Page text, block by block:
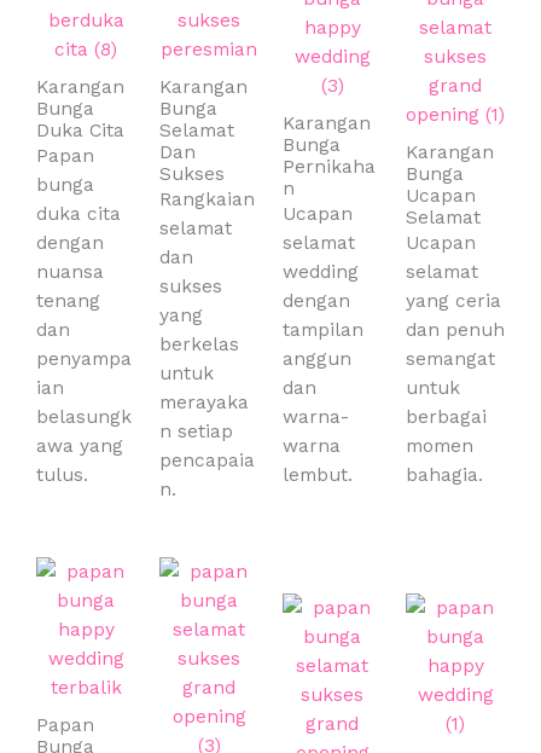
Karangan
Bunga
Duka Cita
Papan
bunga
duka cita
dengan
nuansa
tenang
dan
penyampa
ian
belasungk
awa yang
tulus.
Karangan
Bunga
Selamat
Dan
Sukses
Rangkaian
selamat
dan
sukses
yang
berkelas
untuk
merayaka
n setiap
pencapaia
n.
Karangan
Bunga
Pernikaha
n
Ucapan
selamat
wedding
dengan
tampilan
anggun
dan
warna-
warna
lembut.
Karangan
Bunga
Ucapan
Selamat
Ucapan
selamat
yang ceria
dan penuh
semangat
untuk
berbagai
momen
bahagia.
Papan
Bunga